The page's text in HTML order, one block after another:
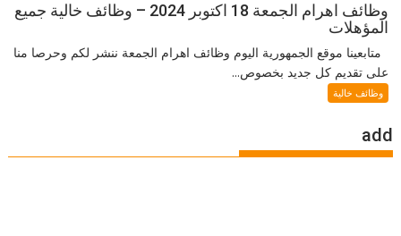
وظائف اهرام الجمعة 18 اكتوبر 2024 – وظائف خالية جميع
المؤهلات
متابعينا موقع الجمهورية اليوم وظائف اهرام الجمعة ننشر لكم وحرصا منا
على تقديم كل جديد بخصوص...
وظائف خالية
add